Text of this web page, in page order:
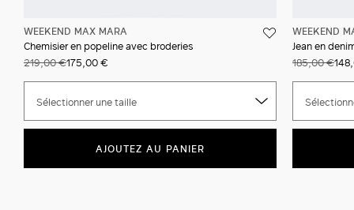
WEEKEND MAX MARA
Chemisier en popeline avec broderies
219,00 €175,00 €
Sélectionner une taille
AJOUTEZ AU PANIER
WEEKEND
Jean en
185,00 €